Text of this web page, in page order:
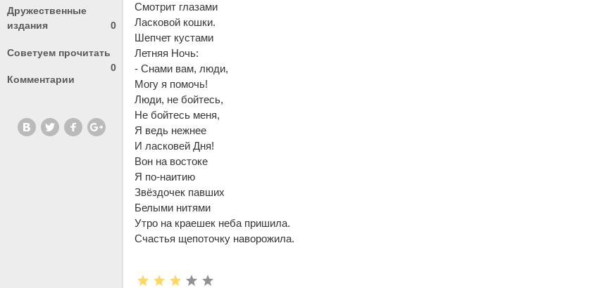
Дружественные
издания
0
Советуем прочитать
0
Комментарии
Смотрит глазами
Ласковой кошки.
Шепчет кустами
Летняя Ночь:
- Снами вам, люди,
Могу я помочь!
Люди, не бойтесь,
Не бойтесь меня,
Я ведь нежнее
И ласковей Дня!
Вон на востоке
Я по-наитию
Звёздочек павших
Белыми нитями
Утро на краешек неба пришила.
Счастья щепоточку наворожила.